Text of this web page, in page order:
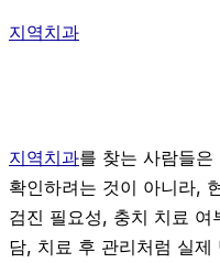
지역치과
지역치과를 찾는 사람들
확인하려는 것이 아니라,
검진 필요성, 충치 치료
담, 치료 후 관리처럼 실